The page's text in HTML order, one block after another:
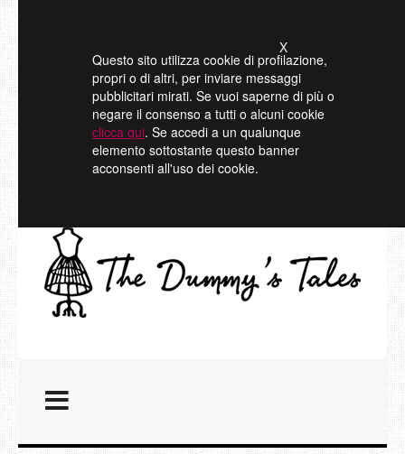
Questo sito utilizza cookie di profilazione,
propri o di altri, per inviare messaggi
pubblicitari mirati. Se vuoi saperne di più o
negare il consenso a tutti o alcuni cookie
clicca qui. Se accedi a un qualunque
elemento sottostante questo banner
acconsenti all'uso dei cookie.
X